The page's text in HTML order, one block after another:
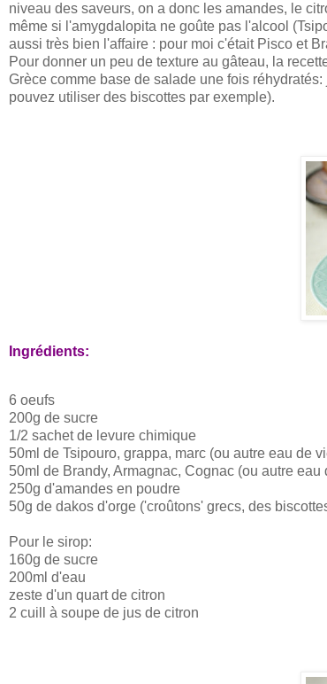
niveau des saveurs, on a donc les amandes, le
même si l'amygdalopita ne goûte pas l'alcool
aussi très bien l'affaire : pour moi c'était Pisco et
Pour donner un peu de texture au gâteau, la
Grèce comme base de salade une fois
pouvez utiliser des biscottes par exemple).
Ingrédients:
6 oeufs
200g de sucre
1/2 sachet de levure chimique
50ml de Tsipouro, grappa, marc (ou autre eau de
50ml de Brandy, Armagnac, Cognac (ou autre
250g d'amandes en poudre
50g de dakos d'orge ('croûtons' grecs, des
Pour le sirop:
160g de sucre
200ml d'eau
zeste d'un quart de citron
2 cuill à soupe de jus de citron